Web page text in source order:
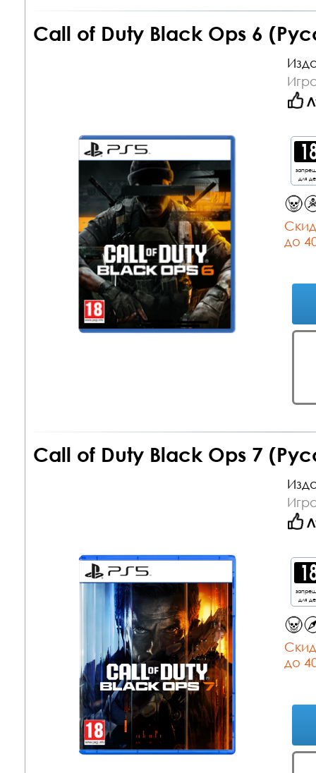
Call of Duty Black Ops 6
для
до
Call of Duty Black Ops 7
для
до